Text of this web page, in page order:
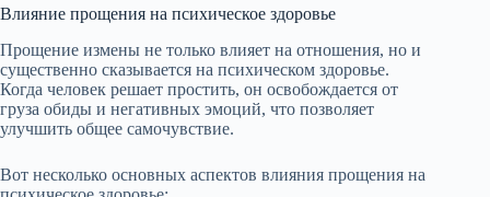
Влияние прощения на психическое здоровье
Прощение измены не только влияет на отношения, но и
существенно сказывается на психическом здоровье.
Когда человек решает простить, он освобождается от
груза обиды и негативных эмоций, что позволяет
улучшить общее самочувствие.
Вот несколько основных аспектов влияния прощения на